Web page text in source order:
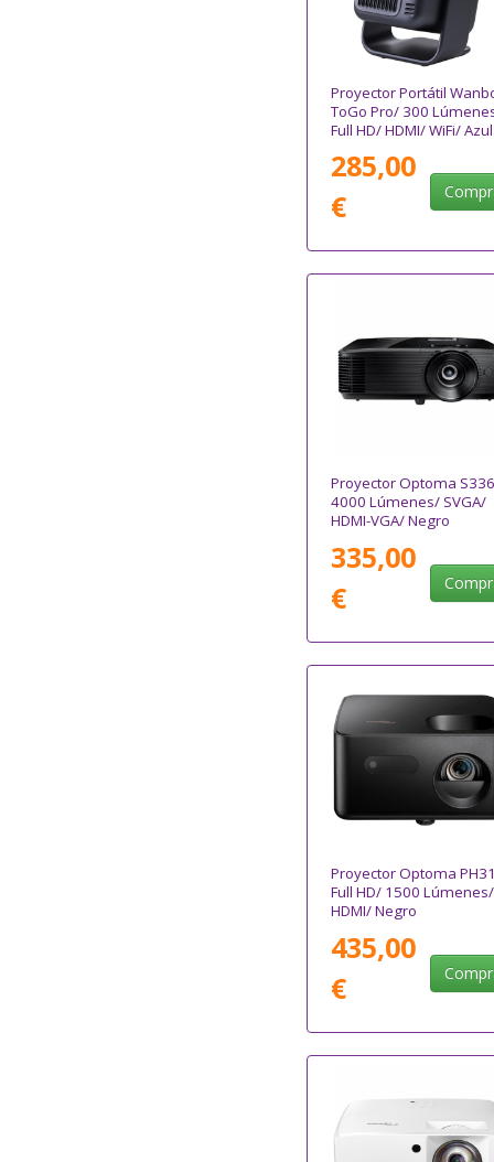
Proyector Portátil
ToGo Pro/ 300
Full HD/ HDMI/ WiFi/ Azul
285,00
€
Proyector Optoma
4000 Lúmenes/ SVGA/
HDMI-VGA/ Negro
335,00
€
Proyector Optoma
Full HD/ 1500 Lúmenes/
HDMI/ Negro
435,00
€